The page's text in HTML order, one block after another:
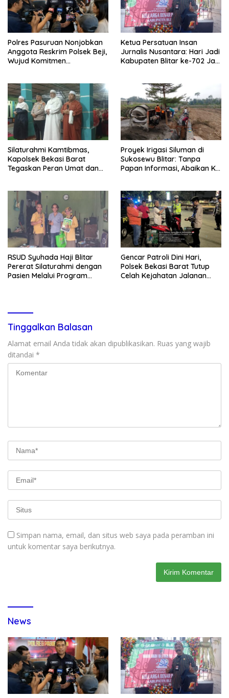
Polres Pasuruan Nonjobkan
Anggota Reskrim Polsek Beji,
Wujud Komitmen
Ketua Persatuan Insan
Jurnalis Nusantara: Hari Jadi
Kabupaten Blitar ke-702 Jadi
Silaturahmi Kamtibmas,
Kapolsek Bekasi Barat
Tegaskan Peran Umat dan
Proyek Irigasi Siluman di
Sukosewu Blitar: Tanpa
Papan Informasi, Abaikan K3,
RSUD Syuhada Haji Blitar
Pererat Silaturahmi dengan
Pasien Melalui Program
Gencar Patroli Dini Hari,
Polsek Bekasi Barat Tutup
Celah Kejahatan Jalanan
Tinggalkan Balasan
Alamat email Anda tidak akan dipublikasikan. Ruas yang wajib
ditandai *
Simpan nama, email, dan situs web saya pada peramban ini
untuk komentar saya berikutnya.
News